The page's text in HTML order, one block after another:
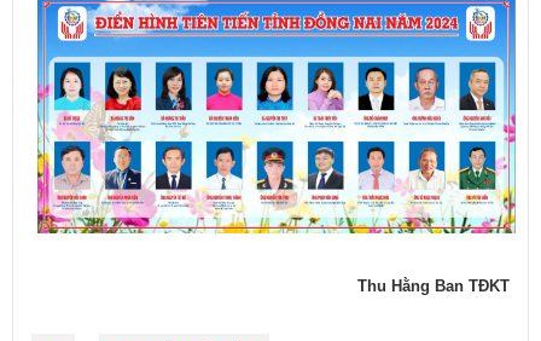
Thu Hằng Ban TĐKT